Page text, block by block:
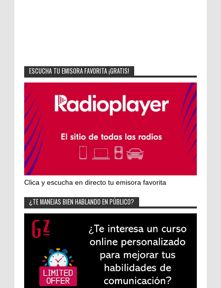
ESCUCHA TU EMISORA FAVORITA ¡GRATIS!
Clica y escucha en directo tu emisora favorita
¿TE MANEJAS BIEN HABLANDO EN PÚBLICO?